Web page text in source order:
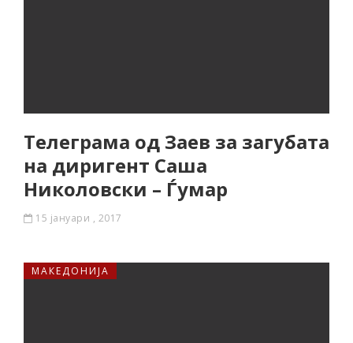
Телеграма од Заев за загубата
на диригент Саша
Николовски – Ѓумар
15 јануари , 2017
МАКЕДОНИЈА